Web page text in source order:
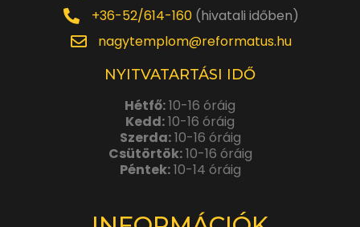
+36-52/614-160(hivatali időben)
nagytemplom@reformatus.hu
NYITVATARTÁSI IDŐ
Hétfő:10-16 óráig
Kedd:10-16 óráig
Szerda:10-16 óráig
Csütörtök:10-16 óráig
Péntek:10-14 óráig